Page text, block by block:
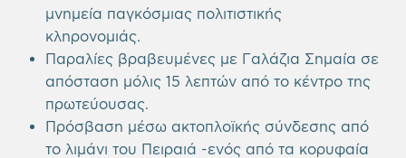
μνημεία παγκόσμιας πολιτιστικής
κληρονομιάς.
Παραλίες βραβευμένες με Γαλάζια Σημαία σε
απόσταση μόλις 15 λεπτών από το κέντρο της
πρωτεύουσας.
Πρόσβαση μέσω ακτοπλοϊκής σύνδεσης από
το λιμάνι του Πειραιά -ενός από τα κορυφαία